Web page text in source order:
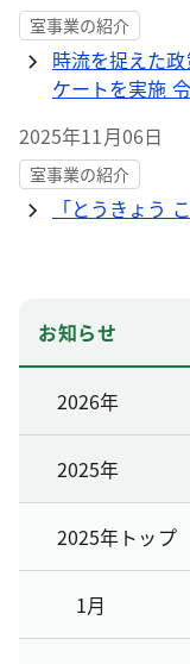
室事業の紹介
時流を捉えた
ケートを実施
2025年11月06日
室事業の紹介
「とうきょう
お知らせ
2026年
2025年
2025年トップ
1月